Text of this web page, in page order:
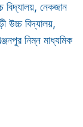
বিদ্যালয়, নেকজান
উচ্চ বিদ্যালয়,
নিম্ন মাধ্যমিক